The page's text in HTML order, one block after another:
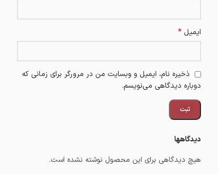
دیدگاهها
هیچ دیدگاهی برای این محصول نوشته نشده است.
ایمیل *
ذخیره نام، ایمیل و وبسایت من در مرورگر برای زمانی که
دوباره دیدگاهی می‌نویسم.